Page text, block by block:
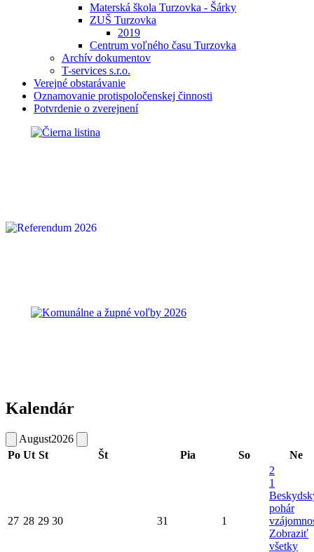
Materská škola Turzovka - Šárky
ZUŠ Turzovka
2019
Centrum voľného času Turzovka
Archív dokumentov
T-services s.r.o.
Verejné obstarávanie
Oznamovanie protispoločenskej činnosti
Potvrdenie o zverejnení
Kalendár
August2026
Po Ut St Št Pia So Ne
27 28 29 30 31 1
2
1
pohár
Zobraziť
všetky